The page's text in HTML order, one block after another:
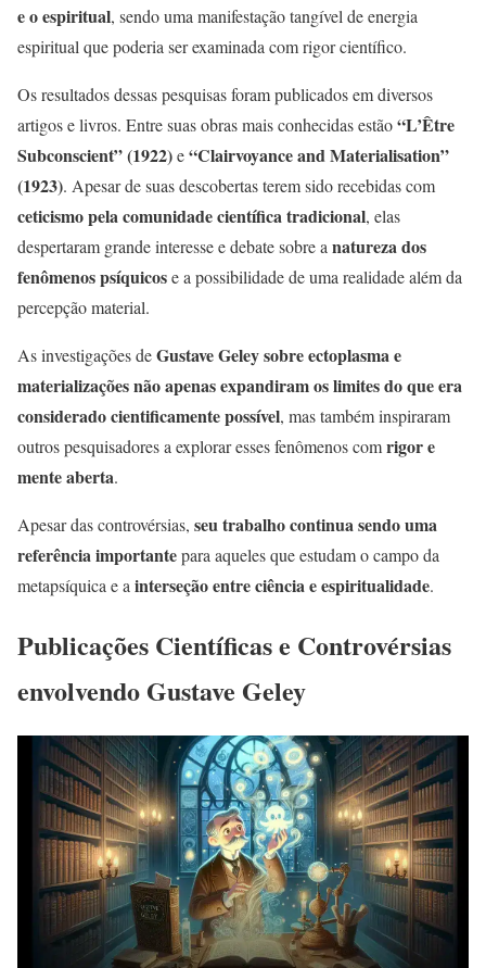
e o espiritual, sendo uma manifestação tangível de energia
espiritual que poderia ser examinada com rigor científico.
Os resultados dessas pesquisas foram publicados em diversos
artigos e livros. Entre suas obras mais conhecidas estão“L’Être
Subconscient” (1922)e“Clairvoyance and Materialisation”
(1923). Apesar de suas descobertas terem sido recebidas com
ceticismo pela comunidade científica tradicional, elas
despertaram grande interesse e debate sobre anatureza dos
fenômenos psíquicose a possibilidade de uma realidade além da
percepção material.
As investigações deGustave Geley sobre ectoplasma e
materializações não apenas expandiram os limites do que era
considerado cientificamente possível, mas também inspiraram
outros pesquisadores a explorar esses fenômenos comrigor e
mente aberta.
Apesar das controvérsias, seu trabalho continua sendo uma
referência importantepara aqueles que estudam o campo da
metapsíquica e ainterseção entre ciência e espiritualidade.
Publicações Científicas e Controvérsias
envolvendo Gustave Geley